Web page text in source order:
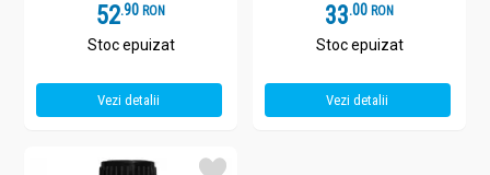
52.9 RON
Stoc epuizat
Vezi detalii
33.0 RON
Stoc epuizat
Vezi detalii